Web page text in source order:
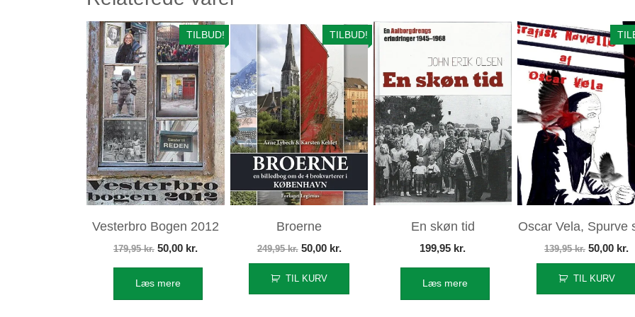
TILBUD!
Vesterbro Bogen 2012
179,95kr. Den
oprindelige
pris
50,00 kr.
aktuelle
Læs mere
TILBUD!
Broerne
249,95kr. Den
oprindelige
pris
50,00 kr.
aktuelle
TIL KURV
En skøn tid
199,95 kr.
Læs mere
Oscar Vela, Spurve
139,95kr. Den
pris
50,00 kr.
TIL KURV